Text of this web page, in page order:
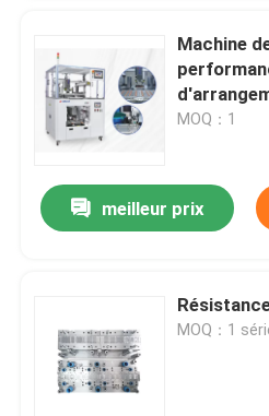
Machine
MOQ：1
meilleur prix
MOQ：1